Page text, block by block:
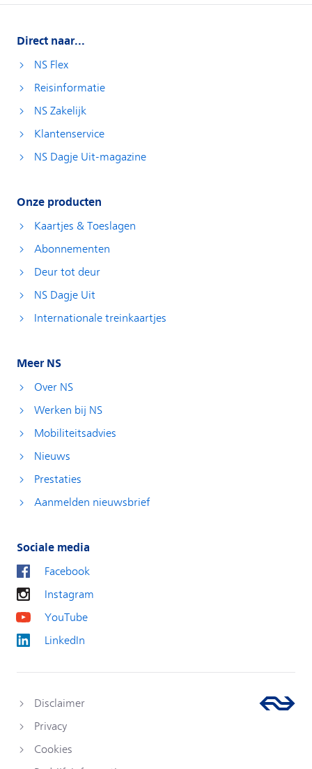
Direct naar...
NS Flex
Reisinformatie
NS Zakelijk
Klantenservice
NS Dagje Uit-magazine
Onze producten
Kaartjes & Toeslagen
Abonnementen
Deur tot deur
NS Dagje Uit
Internationale treinkaartjes
Meer NS
Over NS
Werken bij NS
Mobiliteitsadvies
Nieuws
Prestaties
Aanmelden nieuwsbrief
Sociale media
Facebook
Instagram
YouTube
LinkedIn
Disclaimer
Privacy
Cookies